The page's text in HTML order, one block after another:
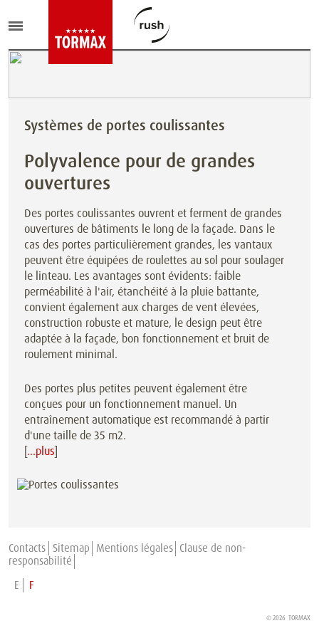
Systèmes de portes coulissantes
Polyvalence pour de grandes
ouvertures
Des portes coulissantes ouvrent et ferment de grandes
ouvertures de bâtiments le long de la façade. Dans le
cas des portes particulièrement grandes, les vantaux
peuvent être équipées de roulettes au sol pour soulager
le linteau. Les avantages sont évidents: faible
perméabilité à l'air, étanchéité à la pluie battante,
convient également aux charges de vent élevées,
construction robuste et mature, le design peut être
adaptée à la façade, bon fonctionnement et bruit de
roulement minimal.
Des portes plus petites peuvent également être
conçues pour un fonctionnement manuel. Un
entraînement automatique est recommandé à partir
d'une taille de 35 m2.
[…plus]
Contacts Sitemap Mentions légales Clause de non-
responsabilité
E
F
© 2026 TORMAX